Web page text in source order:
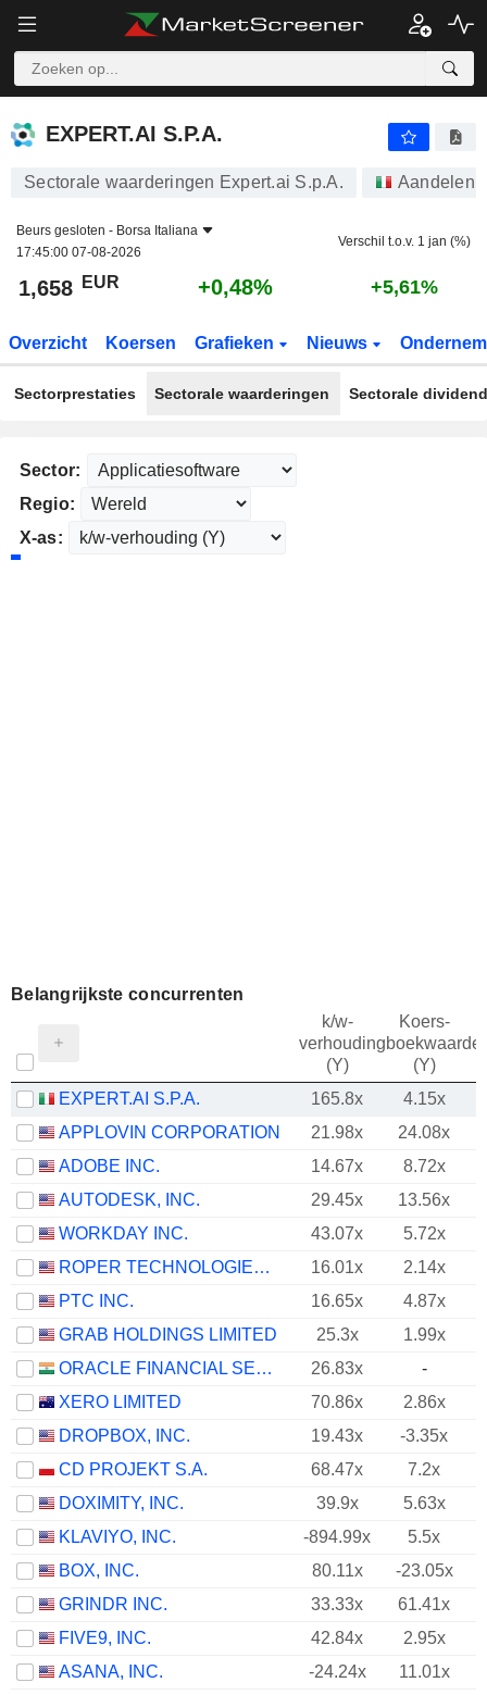
EXPERT.AI S.P.A.
EXPERT.AI S.P.A.
Sectorale waarderingen Expert.ai S.p.A. Aandelen
Beurs gesloten - Borsa Italiana
17:45:00 07-08-2026
Verschil t.o.v. 1 jan (%)
1,658 EUR +0,48% +5,61%
Overzicht Koersen Grafieken Nieuws
Sectorprestaties Sectorale waarderingen Sectorale
Sector:
Regio:
X-as:
Belangrijkste concurrenten
k/w-
verhouding
(Y)
Koers-
boekwaarde
(Y)
EXPERT.AI S.P.A. 165.8x
4.15x
APPLOVIN CORPORATION
21.98x
24.08x
ADOBE INC.
14.67x
8.72x
AUTODESK, INC.
29.45x
13.56x
WORKDAY INC.
43.07x
5.72x
ROPER TECHNOLOGIES, INC.
16.01x
2.14x
PTC INC.
16.65x
4.87x
GRAB HOLDINGS LIMITED
25.3x
1.99x
ORACLE FINANCIAL SERVICES SOFTWARE LIMITED
26.83x
-
XERO LIMITED
70.86x
2.86x
DROPBOX, INC.
19.43x
-3.35x
CD PROJEKT S.A.
68.47x
7.2x
DOXIMITY, INC.
39.9x
5.63x
KLAVIYO, INC.
-894.99x 5.5x
BOX, INC.
80.11x
-23.05x
GRINDR INC.
33.33x
61.41x
FIVE9, INC.
42.84x
2.95x
ASANA, INC.
-24.24x
11.01x